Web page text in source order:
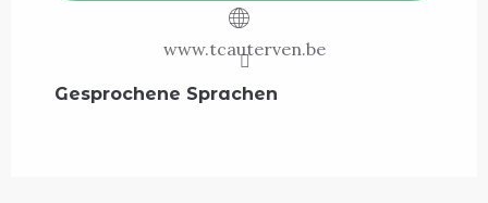
www.tcauterven.be
Gesprochene Sprachen
Gesprochene Sprachen